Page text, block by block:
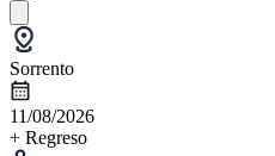
Sorrento
11/08/2026
+ Regreso